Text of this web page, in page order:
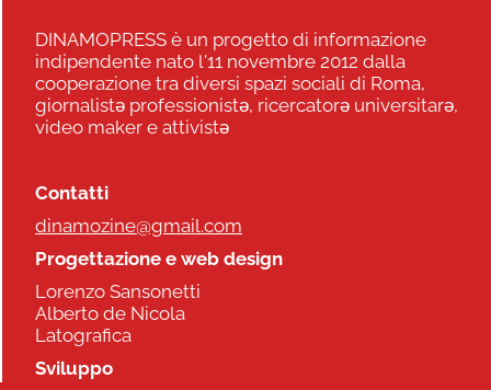
DINAMOPRESS è un progetto di informazione
indipendente nato l'11 novembre 2012 dalla
cooperazione tra diversi spazi sociali di Roma,
giornalistə professionistə, ricercatorə universitarə,
video maker e attivistə
Contatti
dinamozine@gmail.com
Progettazione e web design
Lorenzo Sansonetti
Alberto de Nicola
Latografica
Sviluppo